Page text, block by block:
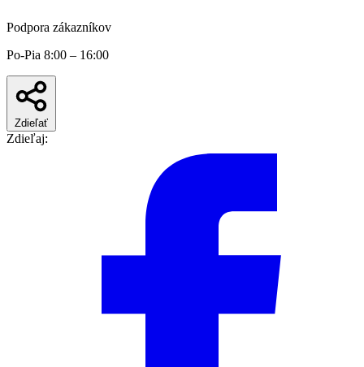
Podpora zákazníkov
Po-Pia 8:00 – 16:00
Zdieľať
Zdieľaj: